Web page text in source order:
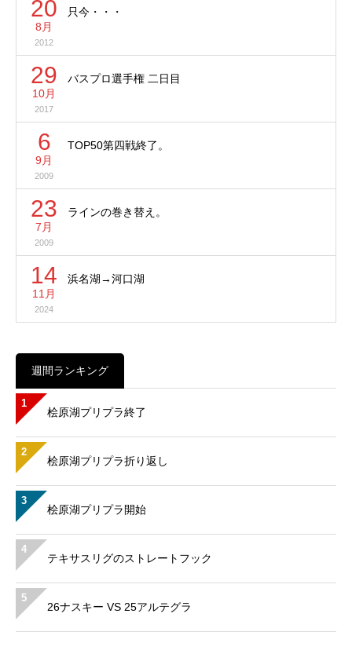
20
8月
2012
只今・・・
29
10月
2017
バスプロ選手権 二日目
6
9月
2009
TOP50第四戦終了。
23
7月
2009
ラインの巻き替え。
14
11月
2024
浜名湖→河口湖
週間ランキング
1
桧原湖プリプラ終了
2
桧原湖プリプラ折り返し
3
桧原湖プリプラ開始
4
テキサスリグのストレートフック
5
26ナスキー VS 25アルテグラ